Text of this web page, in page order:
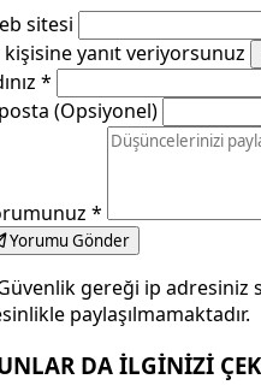
sitesi
kişisine yanıt veriyorsunuz
*
(Opsiyonel)
*
Yorumu Gönder
gereği ip adresiniz
paylaşılmamaktadır.
DA İLGİNİZİ